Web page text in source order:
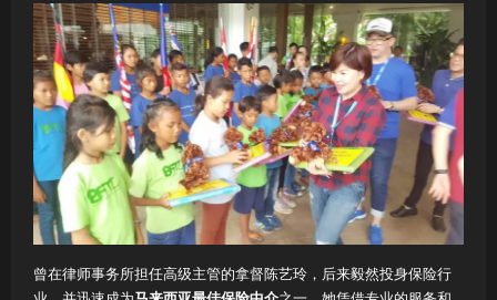
曾在律师事务所担任高级主管的拿督陈艺玲，后来毅然投身保险行